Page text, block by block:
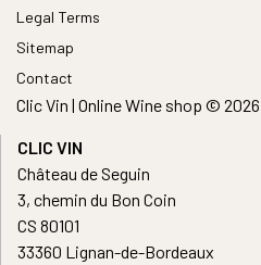
Legal Terms
Sitemap
Contact
Clic Vin | Online Wine shop © 2026
CLIC VIN
Château de Seguin
3, chemin du Bon Coin
CS 80101
33360 Lignan-de-Bordeaux